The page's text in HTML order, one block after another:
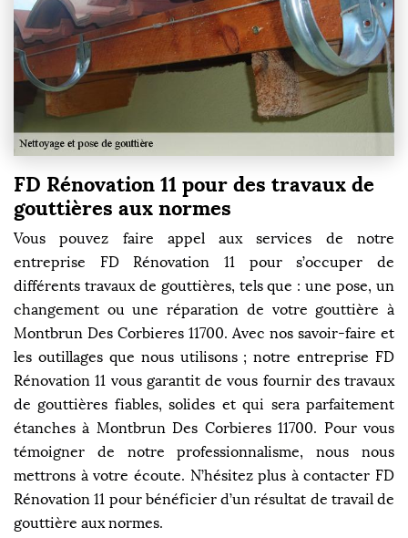
FD Rénovation 11 pour des travaux de
gouttières aux normes
Vous pouvez faire appel aux services de notre
entreprise FD Rénovation 11 pour s’occuper de
différents travaux de gouttières, tels que : une pose, un
changement ou une réparation de votre gouttière à
Montbrun Des Corbieres 11700. Avec nos savoir-faire et
les outillages que nous utilisons ; notre entreprise FD
Rénovation 11 vous garantit de vous fournir des travaux
de gouttières fiables, solides et qui sera parfaitement
étanches à Montbrun Des Corbieres 11700. Pour vous
témoigner de notre professionnalisme, nous nous
mettrons à votre écoute. N’hésitez plus à contacter FD
Rénovation 11 pour bénéficier d’un résultat de travail de
gouttière aux normes.